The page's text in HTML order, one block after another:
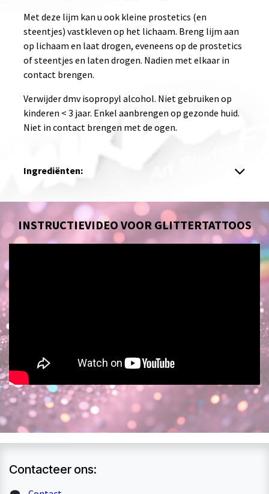
Met deze lijm kan u ook kleine prostetics (en
steentjes) vastkleven op het lichaam. Breng lijm aan
op lichaam en laat drogen, eveneens op de prostetics
of steentjes en laten drogen. Nadien met elkaar in
contact brengen.
Verwijder dmv isopropyl alcohol. Niet gebruiken op
kinderen < 3 jaar. Enkel aanbrengen op gezonde huid.
Niet in contact brengen met de ogen.
Ingrediënten:
INSTRUCTIEVIDEO VOOR GLITTERTATTOOS
Contacteer ons: